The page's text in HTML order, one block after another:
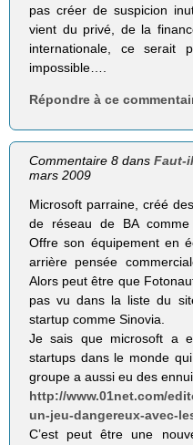
pas créer de suspicion
vient du privé, de la
internationale, ce serait
impossible….
Répondre à ce
Commentaire 8 dansFaut-
mars 2009
Microsoft parraine, créé
de réseau de BA
Offre son équipement en
arrière pensée
Alors peut être que
pas vu dans la liste du
startup comme Sinovia.
Je sais que microsoft a
startups dans le monde
groupe a aussi eu des
http://www.01net.com/
un-jeu-dangereux-avec-
C’est peut être une